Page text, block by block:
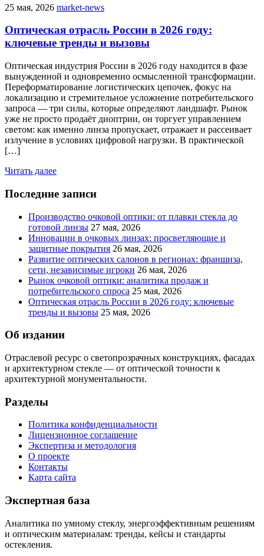
25 мая, 2026 market-news
Оптическая отрасль России в 2026 году:
ключевые тренды и вызовы
Оптическая индустрия России в 2026 году находится в фазе
вынужденной и одновременно осмысленной трансформации.
Переформатирование логистических цепочек, фокус на
локализацию и стремительное усложнение потребительского
запроса — три силы, которые определяют ландшафт. Рынок
уже не просто продаёт диоптрии, он торгует управлением
светом: как именно линза пропускает, отражает и рассеивает
излучение в условиях цифровой нагрузки. В практической
[…]
Читать далее
Последние записи
Производство очковой оптики: от плавки стекла до
готовой линзы 27 мая, 2026
Инновации в очковых линзах: просветляющие и
защитные покрытия 26 мая, 2026
Развитие оптических салонов в регионах: франшиза,
сети, независимые игроки 26 мая, 2026
Рынок очковой оптики: аналитика продаж и
потребительского спроса 25 мая, 2026
Оптическая отрасль России в 2026 году: ключевые
тренды и вызовы 25 мая, 2026
Об издании
Отраслевой ресурс о светопрозрачных конструкциях, фасадах
и архитектурном стекле — от оптической точности к
архитектурной монументальности.
Разделы
Политика конфиденциальности
Лицензионное соглашение
Экспертиза и методология
О проекте
Контакты
Карта сайта
Экспертная база
Аналитика по умному стеклу, энергоэффективным решениям
и оптическим материалам: тренды, кейсы и стандарты
остекления.